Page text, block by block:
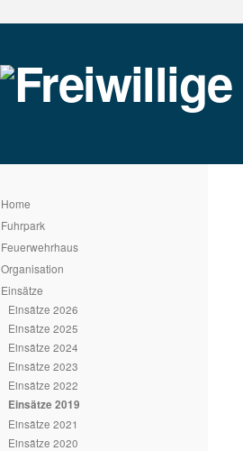
Home
Fuhrpark
Feuerwehrhaus
Organisation
Einsätze
Einsätze 2026
Einsätze 2025
Einsätze 2024
Einsätze 2023
Einsätze 2022
Einsätze 2019
Einsätze 2021
Einsätze 2020